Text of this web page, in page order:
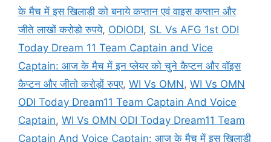
के मैच में इस खिलाड़ी को बनाये कप्तान एवं वाइस कप्तान और
जीते लाखों करोड़ो रुपये, ODIODI, SL Vs AFG 1st ODI
Today Dream 11 Team Captain and Vice
Captain: आज के मैच में इन प्लेयर को चुने कैप्टन और वॉइस
कैप्टन और जीतो करोड़ों रुपए, WI Vs OMN, WI Vs OMN
ODI Today Dream11 Team Captain And Voice
Captain, WI Vs OMN ODI Today Dream11 Team
Captain And Voice Captain: आज के मैच में इस खिलाड़ी